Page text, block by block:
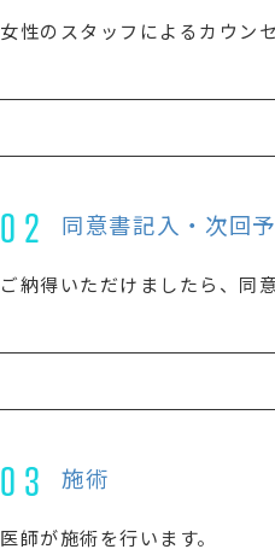
女性のスタッフによるカウン
02 同意書記入・次回
ご納得いただけましたら、同
03 施術
医師が施術を行います。